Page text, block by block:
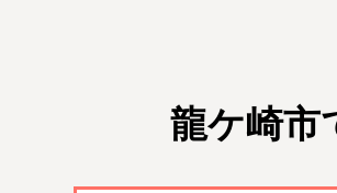
龍ケ崎市